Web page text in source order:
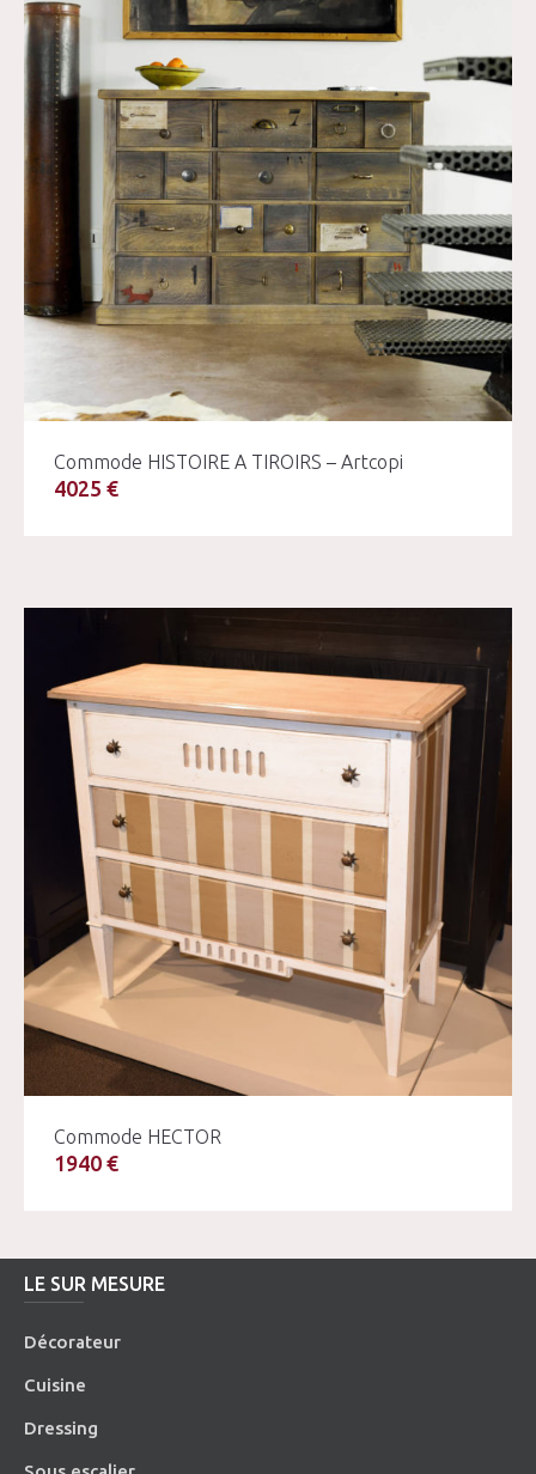
Commode HISTOIRE A TIROIRS – Artcopi
4025 €
Commode HECTOR
1940 €
LE SUR MESURE
Décorateur
Cuisine
Dressing